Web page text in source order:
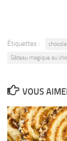
Étiquettes :
Gâteau magique au
VOUS